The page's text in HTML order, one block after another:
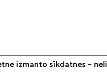
izmanto sīkdatnes –